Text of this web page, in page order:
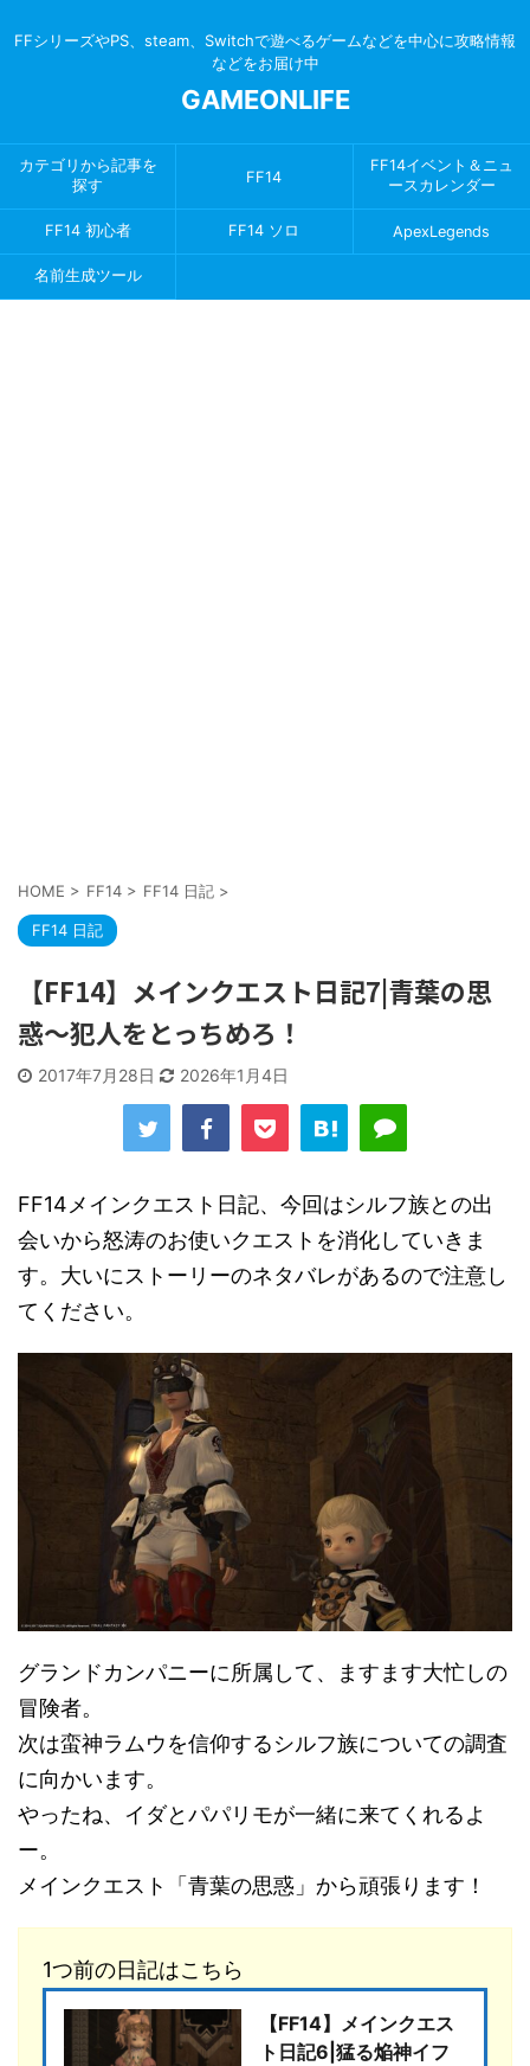
FFシリーズやPS、steam、Switchで遊べるゲームなどを中心に攻略情報
などをお届け中
GAMEONLIFE
カテゴリから記事を
探す
FF14
FF14イベント＆ニュ
ースカレンダー
FF14 初心者 FF14 ソロ ApexLegends
名前生成ツール
HOME > FF14 > FF14 日記 >
FF14 日記
【FF14】メインクエスト日記7|青葉の思
惑〜犯人をとっちめろ！
2017年7月28日 2026年1月4日
FF14メインクエスト日記、今回はシルフ族との出
会いから怒涛のお使いクエストを消化していきま
す。大いにストーリーのネタバレがあるので注意し
てください。
グランドカンパニーに所属して、ますます大忙しの
冒険者。
次は蛮神ラムウを信仰するシルフ族についての調査
に向かいます。
やったね、イダとパパリモが一緒に来てくれるよ
ー。
メインクエスト「青葉の思惑」から頑張ります！
1つ前の日記はこちら
【FF14】メインクエス
ト日記6|猛る焔神イフ